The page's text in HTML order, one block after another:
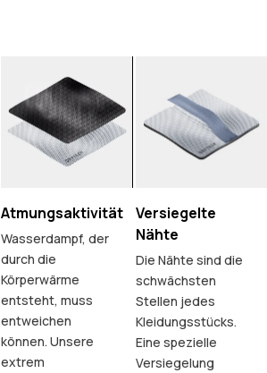
Atmungsaktivität
Wasserdampf, der
durch die
Körperwärme
entsteht, muss
entweichen
können. Unsere
extrem
Versiegelte
Nähte
Die Nähte sind die
schwächsten
Stellen jedes
Kleidungsstücks.
Eine spezielle
Versiegelung